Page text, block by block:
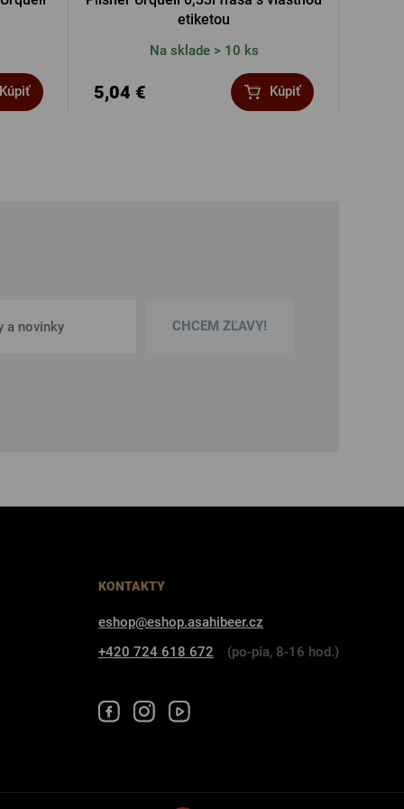
Kúpiť
etiketou
Na sklade > 10 ks
5,04 € Kúpiť
CHCEM ZĽAVY!
KONTAKTY
eshop@eshop.asahibeer.cz
+420 724 618 672
(po-pia, 8-16 hod.)